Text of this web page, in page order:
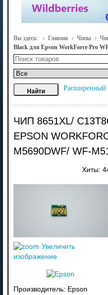
Вы здесь: Главная Чипы
Black для Epson WorkForce Pro
Расширенный
ЧИП 8651XL/
EPSON
M5690DWF/ WF-
Хиты:
Увеличить
изображение
Производитель: Epson